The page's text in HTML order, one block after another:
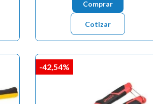
Comprar
Cotizar
-42,54%